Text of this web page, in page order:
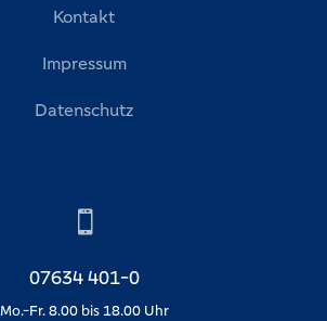
Kontakt
Impressum
Datenschutz

07634 401-0
Mo.-Fr. 8.00 bis 18.00 Uhr